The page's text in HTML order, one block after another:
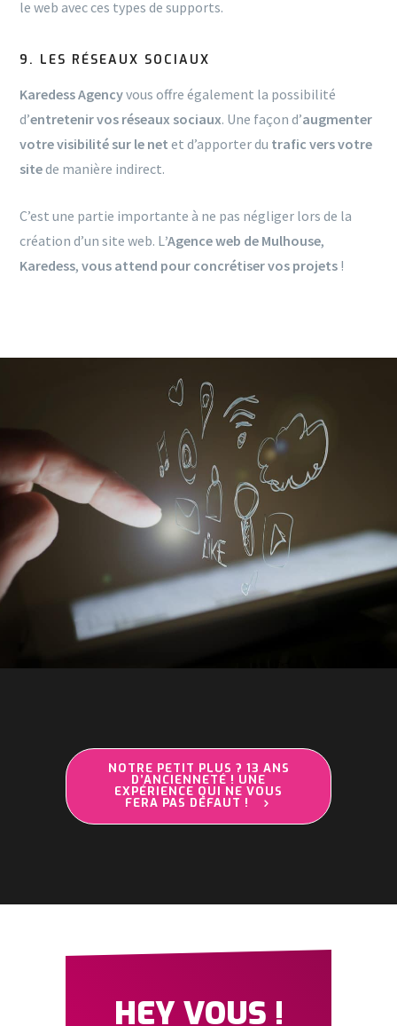
le web avec ces types de supports.
9. LES RÉSEAUX SOCIAUX
Karedess Agencyvous offre également la possibilité
d’entretenir vos réseaux sociaux. Une façon d’augmenter
votre visibilité sur le net et d’apporter du trafic vers votre
sitede manière indirect.
C’est une partie importante à ne pas négliger lors de la
création d’un site web. L’Agence web de Mulhouse,
Karedess,vous attend pour concrétiser vos projets !
NOTRE PETIT PLUS ? 13 ANS
D’ANCIENNETÉ ! UNE
EXPÉRIENCE QUI NE VOUS
FERA PAS DÉFAUT !
HEY VOUS !